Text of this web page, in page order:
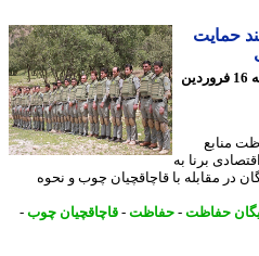
16 ماه پیش - شنبه 16 فروردین
برنا به
با قاچاقچیان چوب و نحوه
حفاظت-حفاظت-قاچاقچیان چوب-